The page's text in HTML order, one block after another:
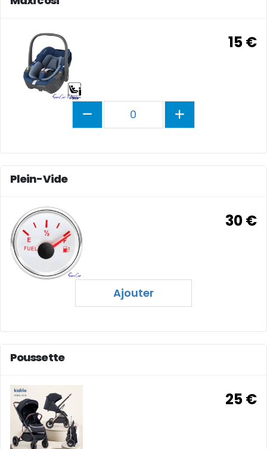
15 €
0
Plein-Vide
30 €
Ajouter
Poussette
25 €